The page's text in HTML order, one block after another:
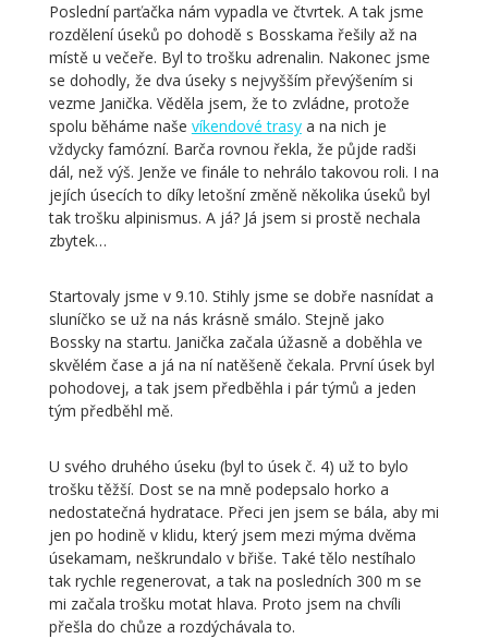
Poslední parťačka nám vypadla ve čtvrtek. A tak jsme
rozdělení úseků po dohodě s Bosskama řešily až na
místě u večeře. Byl to trošku adrenalin. Nakonec jsme
se dohodly, že dva úseky s nejvyšším převýšením si
vezme Janička. Věděla jsem, že to zvládne, protože
spolu běháme naše víkendové trasya na nich je
vždycky famózní. Barča rovnou řekla, že půjde radši
dál, než výš. Jenže ve finále to nehrálo takovou roli. I na
jejích úsecích to díky letošní změně několika úseků byl
tak trošku alpinismus. A já? Já jsem si prostě nechala
zbytek…
Startovaly jsme v 9.10. Stihly jsme se dobře nasnídat a
sluníčko se už na nás krásně smálo. Stejně jako
Bossky na startu. Janička začala úžasně a doběhla ve
skvělém čase a já na ní natěšeně čekala. První úsek byl
pohodovej, a tak jsem předběhla i pár týmů a jeden
tým předběhl mě.
U svého druhého úseku (byl to úsek č. 4) už to bylo
trošku těžší. Dost se na mně podepsalo horko a
nedostatečná hydratace. Přeci jen jsem se bála, aby mi
jen po hodině v klidu, který jsem mezi mýma dvěma
úsekamam, neškrundalo v břiše. Také tělo nestíhalo
tak rychle regenerovat, a tak na posledních 300 m se
mi začala trošku motat hlava. Proto jsem na chvíli
přešla do chůze a rozdýchávala to.